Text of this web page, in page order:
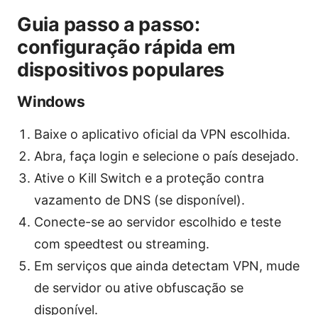
Guia passo a passo:
configuração rápida em
dispositivos populares
Windows
Baixe o aplicativo oficial da VPN escolhida.
Abra, faça login e selecione o país desejado.
Ative o Kill Switch e a proteção contra
vazamento de DNS (se disponível).
Conecte-se ao servidor escolhido e teste
com speedtest ou streaming.
Em serviços que ainda detectam VPN, mude
de servidor ou ative obfuscação se
disponível.